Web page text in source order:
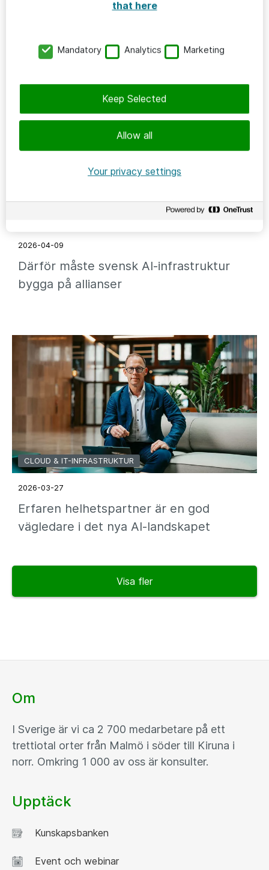
tokeneffektivitet, inte i era AI-modeller
2026-04-09
Därför måste svensk AI-infrastruktur
bygga på allianser
CLOUD & IT-INFRASTRUKTUR
2026-03-27
Erfaren helhetspartner är en god
vägledare i det nya AI-landskapet
Visa fler
Om
I Sverige är vi ca 2 700 medarbetare på ett
trettiotal orter från Malmö i söder till Kiruna i
norr. Omkring 1 000 av oss är konsulter.
Upptäck
Kunskapsbanken
Event och webinar
that here
Mandatory Analytics Marketing
Allow all
Keep Selected
Your privacy settings